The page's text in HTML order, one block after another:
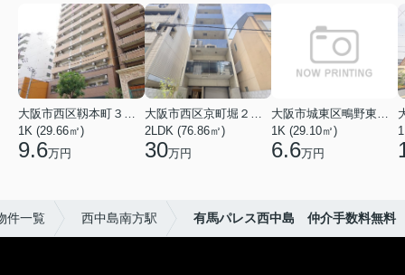
大阪市西区靱本町３丁目
1K (29.66㎡)
9.6万円
大阪市西区京町堀２丁目
2LDK (76.86㎡)
30万円
大阪市城東区鴫野東３丁目
1K (29.10㎡)
6.6万円
件一覧 西中島南方駅 有馬パレス西中島 仲介手数料無料